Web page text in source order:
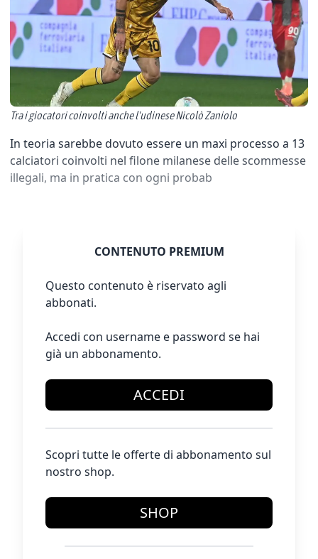
Tra i giocatori coinvolti anche l'udinese Nicolò Zaniolo
In teoria sarebbe dovuto essere un maxi processo a 13
calciatori coinvolti nel filone milanese delle scommesse
illegali, ma in pratica con ogni probab
CONTENUTO PREMIUM
Questo contenuto è riservato agli
abbonati.
Accedi con username e password se hai
già un abbonamento.
ACCEDI
Scopri tutte le offerte di abbonamento sul
nostro shop.
SHOP